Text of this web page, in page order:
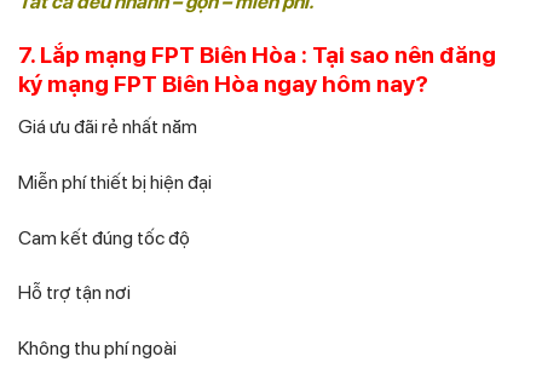
7. Lắp mạng FPT Biên Hòa : Tại sao nên đăng
ký mạng FPT Biên Hòa ngay hôm nay?
Giá ưu đãi rẻ nhất năm
Miễn phí thiết bị hiện đại
Cam kết đúng tốc độ
Hỗ trợ tận nơi
Không thu phí ngoài